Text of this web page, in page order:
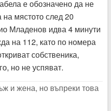
е обозначено да не
мястото след 20
Младенов идва 4 минути
на 112, като по номера
собственика,
но не успяват.
и жена, но въпреки това